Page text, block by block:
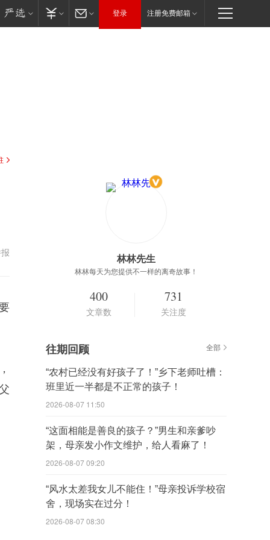
登录 注册免费邮箱
林林先生
林林每天为您提供不一样的离奇故事！
400
文章数
731
关注度
往期回顾 全部
“农村已经没有好孩子了！”乡下老师吐槽：
班里近一半都是不正常的孩子！
2026-08-07 11:50
“这面相能是善良的孩子？”男生和亲爹吵
架，母亲发小作文维护，给人看麻了！
2026-08-07 09:20
“风水太差我女儿不能住！”母亲投诉学校宿
舍，现场实在过分！
2026-08-07 08:30